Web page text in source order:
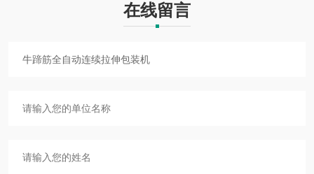
在线留言